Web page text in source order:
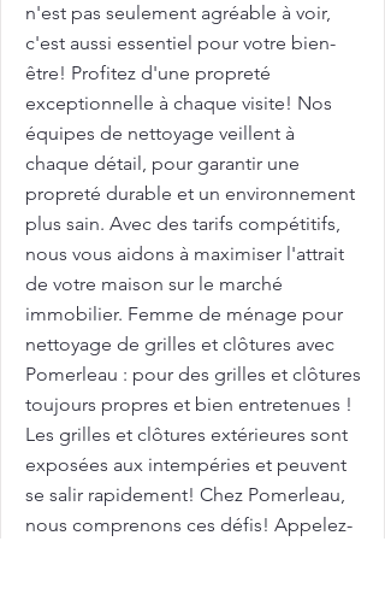
n'est pas seulement agréable à voir,
c'est aussi essentiel pour votre bien-
être! Profitez d'une propreté
exceptionnelle à chaque visite! Nos
équipes de nettoyage veillent à
chaque détail, pour garantir une
propreté durable et un environnement
plus sain. Avec des tarifs compétitifs,
nous vous aidons à maximiser l'attrait
de votre maison sur le marché
immobilier. Femme de ménage pour
nettoyage de grilles et clôtures avec
Pomerleau : pour des grilles et clôtures
toujours propres et bien entretenues !
Les grilles et clôtures extérieures sont
exposées aux intempéries et peuvent
se salir rapidement! Chez Pomerleau,
nous comprenons ces défis! Appelez-